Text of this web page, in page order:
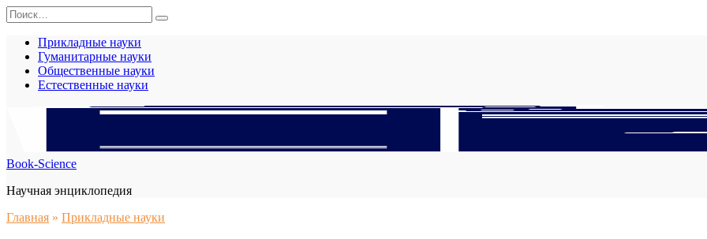
Перейти
к
содержанию
Search
for:
Прикладные науки
Гуманитарные науки
Общественные науки
Естественные науки
Book-Science
Научная энциклопедия
Главная » Прикладные науки